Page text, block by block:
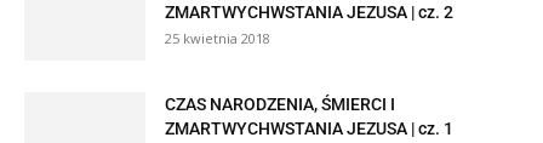
ZMARTWYCHWSTANIA JEZUSA | cz. 2
25 kwietnia 2018
CZAS NARODZENIA, ŚMIERCI I
ZMARTWYCHWSTANIA JEZUSA | cz. 1